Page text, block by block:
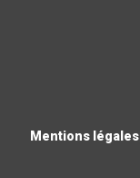
Mentions légales